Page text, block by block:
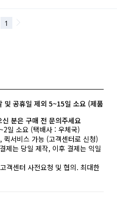
및 공휴일 제외 5~15일 소요 (제품
분은 구매 전 문의주세요
일 소요 (택배사 : 우체국)
퀵서비스 가능 (고객센터로 신청)
제는 당일 제작, 이후 결제는 익일
객센터 사전요청 및 협의. 최대한